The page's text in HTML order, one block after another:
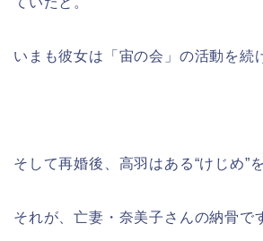
いまも彼女は「宙の会」の活動を続
そして再婚後、高羽はある“けじめ”
それが、亡妻・奈美子さんの納骨で